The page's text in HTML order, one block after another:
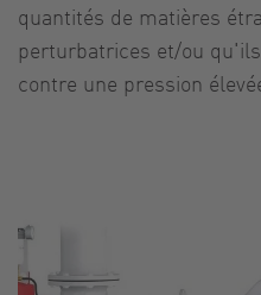
quantités de matières
perturbatrices et/ou
contre une pression